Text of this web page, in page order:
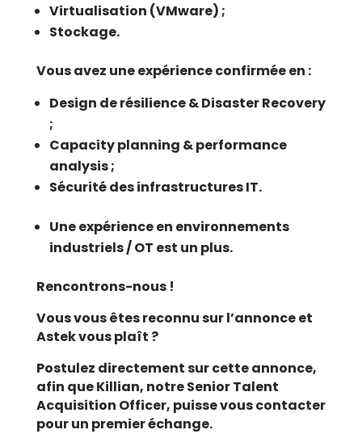
Virtualisation (VMware) ;
Stockage.
Vous avez une expérience confirmée en :
Design de résilience & Disaster Recovery
;
Capacity planning & performance
analysis ;
Sécurité des infrastructures IT.
Une expérience en environnements
industriels / OT est un plus.
Rencontrons-nous !
Vous vous êtes reconnu sur l’annonce et
Astek vous plaît ?
Postulez directement sur cette annonce,
afin que Killian, notre Senior Talent
Acquisition Officer, puisse vous contacter
pour un premier échange.